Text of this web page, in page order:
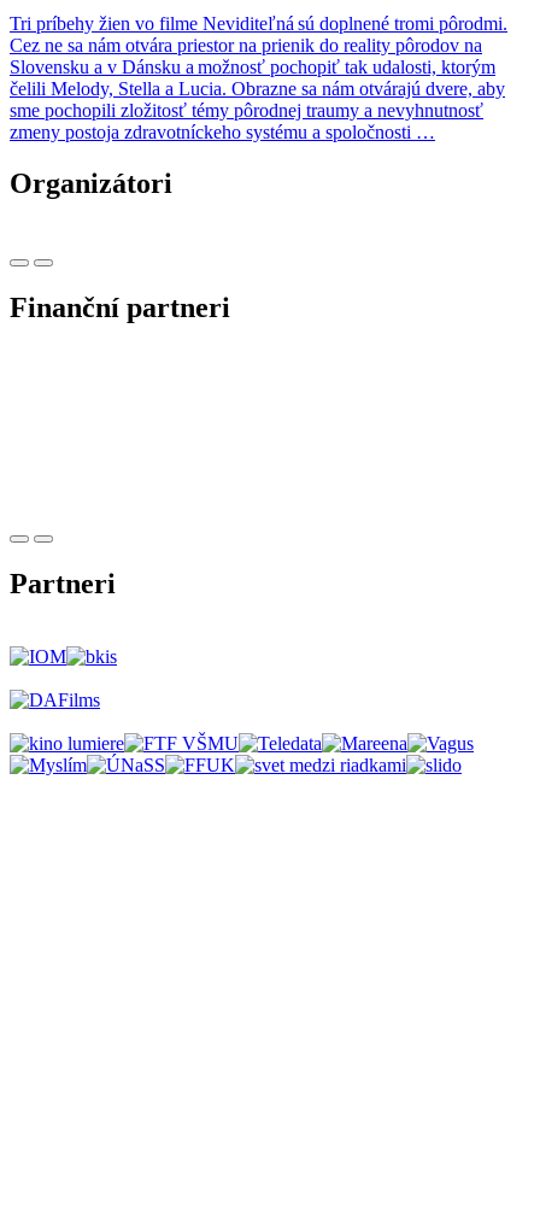
Tri príbehy žien vo filme Neviditeľná sú doplnené tromi pôrodmi.
Cez ne sa nám otvára priestor na prienik do reality pôrodov na
Slovensku a v Dánsku a možnosť pochopiť tak udalosti, ktorým
čelili Melody, Stella a Lucia. Obrazne sa nám otvárajú dvere, aby
sme pochopili zložitosť témy pôrodnej traumy a nevyhnutnosť
zmeny postoja zdravotníckeho systému a spoločnosti …
Organizátori
Finanční partneri
Partneri